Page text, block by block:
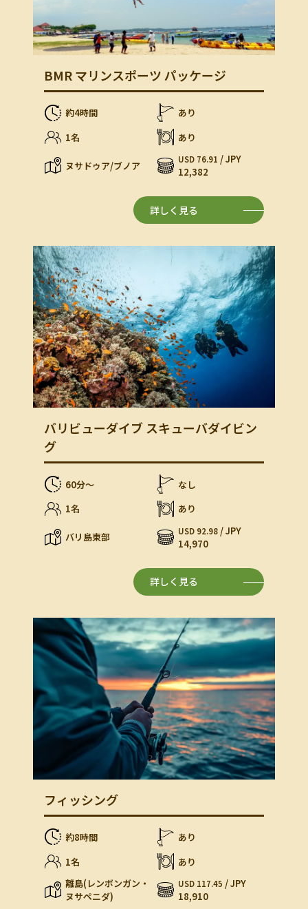
BMR マリンスポーツ パッケージ
約4時間
あり
1名
あり
ヌサドゥア/ブノア USD 76.91 / JPY
12,382
詳しく見る
バリビューダイブ スキューバダイビン
グ
60分〜
なし
1名
あり
バリ島東部 USD 92.98 / JPY
14,970
詳しく見る
フィッシング
約8時間
あり
1名
あり
離島(レンボンガン・
ヌサペニダ)
USD 117.45 / JPY
18,910